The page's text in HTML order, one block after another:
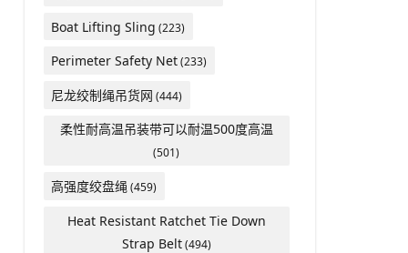
Boat Lifting Sling (223)
Perimeter Safety Net(233)
尼龙绞制绳吊货网 (444)
柔性耐高温吊装带可以耐温500度高温
(501)
高强度绞盘绳(459)
Heat Resistant Ratchet Tie Down
Strap Belt(494)